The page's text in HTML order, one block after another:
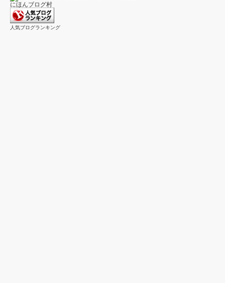
にほんブログ村
人気ブログランキング